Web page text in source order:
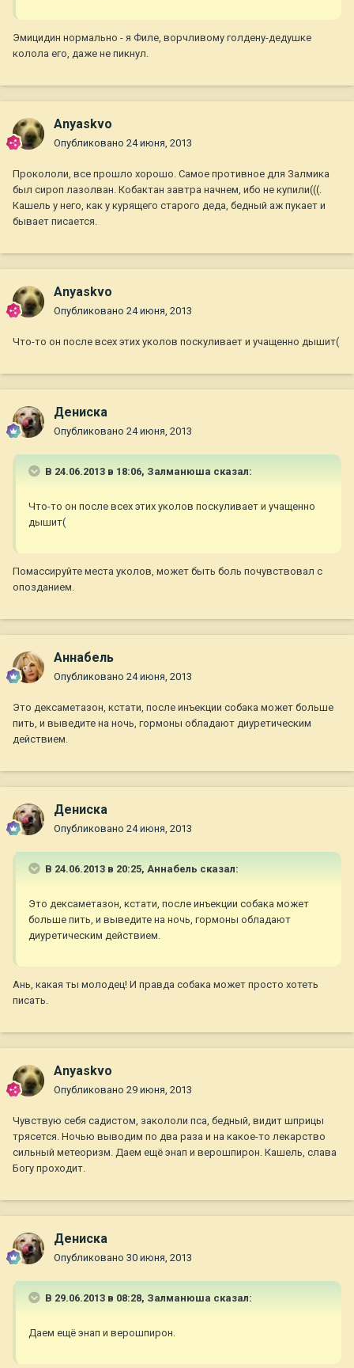
Эмицидин нормально - я Филе, ворчливому голдену-дедушке
колола его, даже не пикнул.
Anyaskvo
Опубликовано 24 июня, 2013
Прокололи, все прошло хорошо. Самое противное для Залмика
был сироп лазолван. Кобактан завтра начнем, ибо не купили(((.
Кашель у него, как у курящего старого деда, бедный аж пукает и
бывает писается.
Anyaskvo
Опубликовано 24 июня, 2013
Что-то он после всех этих уколов поскуливает и учащенно дышит(
Дениска
Опубликовано 24 июня, 2013
В 24.06.2013 в 18:06, Залманюша сказал:
Что-то он после всех этих уколов поскуливает и учащенно
дышит(
Помассируйте места уколов, может быть боль почувствовал с
опозданием.
Aннaбель
Опубликовано 24 июня, 2013
Это дексаметазон, кстати, после инъекции собака может больше
пить, и выведите на ночь, гормоны обладают диуретическим
действием.
Дениска
Опубликовано 24 июня, 2013
В 24.06.2013 в 20:25, Aннaбель сказал:
Это дексаметазон, кстати, после инъекции собака может
больше пить, и выведите на ночь, гормоны обладают
диуретическим действием.
Ань, какая ты молодец! И правда собака может просто хотеть
писать.
Anyaskvo
Опубликовано 29 июня, 2013
Чувствую себя садистом, закололи пса, бедный, видит шприцы
трясется. Ночью выводим по два раза и на какое-то лекарство
сильный метеоризм. Даем ещё энап и верошпирон. Кашель, слава
Богу проходит.
Дениска
Опубликовано 30 июня, 2013
В 29.06.2013 в 08:28, Залманюша сказал:
Даем ещё энап и верошпирон.